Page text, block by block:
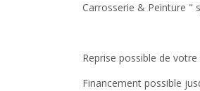
Carrosserie & Peinture "
Reprise possible de
Financement possible